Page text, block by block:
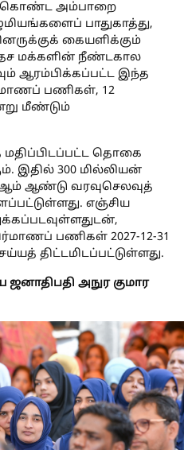
கொண்ட அம்பாறை
பாதுகாத்து,
கையளிக்கும்
மக்களின் நீண்டகால
ஆரம்பிக்கப்பட்ட இந்த
பணிகள், 12
மீண்டும்
தொகை
இதில் 300 மில்லியன்
ஆம் ஆண்டு வரவுசெலவுத்
எஞ்சிய
பணிகள் 2027-12-31
திட்டமிடப்பட்டுள்ளது.
அநுர குமார